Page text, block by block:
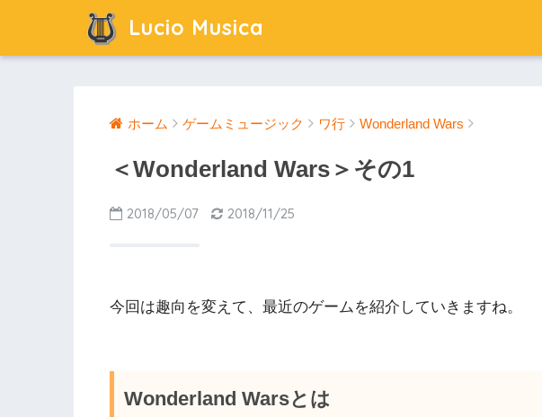
Lucio Musica
ホーム ゲームミュージック ワ行 Wonderland Wars
＜Wonderland Wars＞その1
2018/05/07 2018/11/25
今回は趣向を変えて、最近のゲームを紹介していきますね。
Wonderland Warsとは